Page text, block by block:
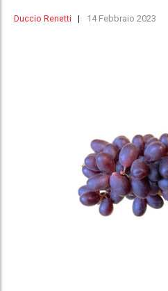
Duccio Renetti 14 Febbraio 2023